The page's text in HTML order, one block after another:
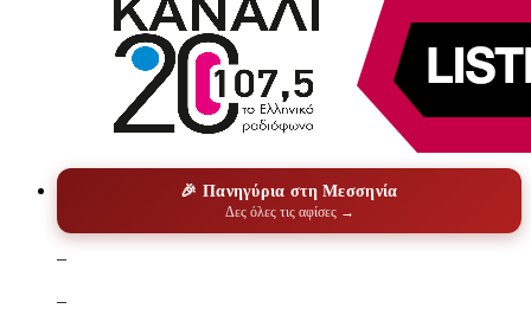
🎉 Πανηγύρια στη Μεσσηνία
Δες όλες τις αφίσες →
–
–